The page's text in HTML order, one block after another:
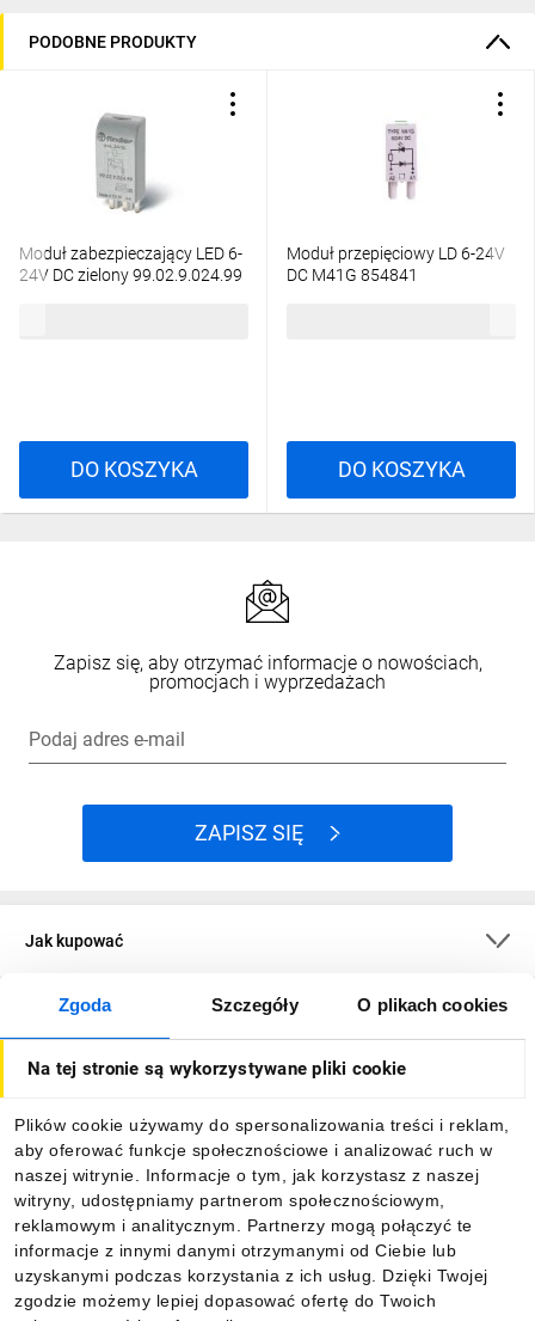
Zgoda Szczegóły O plikach cookies
Na tej stronie są wykorzystywane pliki cookie
Plików cookie używamy do spersonalizowania treści i reklam,
aby oferować funkcje społecznościowe i analizować ruch w
naszej witrynie. Informacje o tym, jak korzystasz z naszej
witryny, udostępniamy partnerom społecznościowym,
reklamowym i analitycznym. Partnerzy mogą połączyć te
informacje z innymi danymi otrzymanymi od Ciebie lub
uzyskanymi podczas korzystania z ich usług. Dzięki Twojej
zgodzie możemy lepiej dopasować ofertę do Twoich
PODOBNE PRODUKTY
Moduł zabezpieczający LED 6-
24V DC zielony 99.02.9.024.99
DO KOSZYKA
Moduł przepięciowy LD 6-24V
DC M41G 854841
DO KOSZYKA
Zapisz się, aby otrzymać informacje o nowościach,
promocjach i wyprzedażach
Podaj adres e-mail
ZAPISZ SIĘ
Jak kupować
O firmie
Informacje
Pobierz naszą aplikację mobilną: